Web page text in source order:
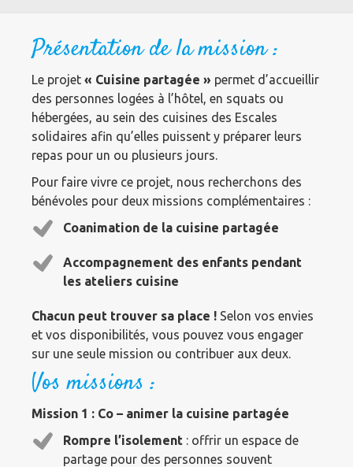
Présentation de la mission :
Le projet « Cuisine partagée » permet d’accueillir
des personnes logées à l’hôtel, en squats ou
hébergées, au sein des cuisines des Escales
solidaires afin qu’elles puissent y préparer leurs
repas pour un ou plusieurs jours.
Pour faire vivre ce projet, nous recherchons des
bénévoles pour deux missions complémentaires :
Coanimation de la cuisine partagée
Accompagnement des enfants pendant
les ateliers cuisine
Chacun peut trouver sa place ! Selon vos envies
et vos disponibilités, vous pouvez vous engager
sur une seule mission ou contribuer aux deux.
Vos missions :
Mission 1 : Co – animer la cuisine partagée
Rompre l’isolement : offrir un espace de
partage pour des personnes souvent